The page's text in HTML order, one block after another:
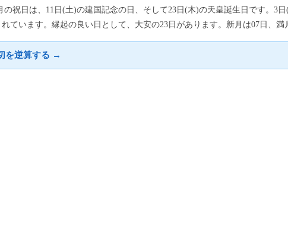
の祝日は、11日(土)の建国記念の日、そして23日(木)の天皇誕生日です。3
ています。縁起の良い日として、大安の23日があります。新月は07日、満
を逆算する →